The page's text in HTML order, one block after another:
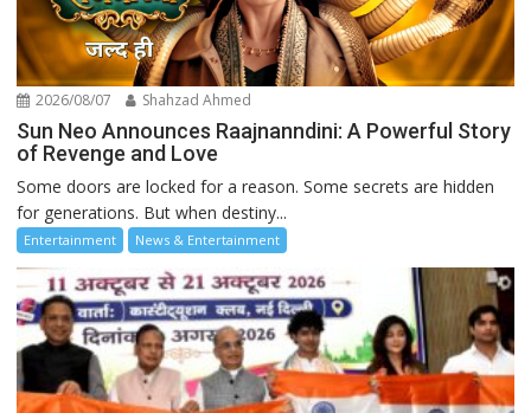
2026/08/07 Shahzad Ahmed
Sun Neo Announces Raajnanndini: A Powerful Story
of Revenge and Love
Some doors are locked for a reason. Some secrets are hidden
for generations. But when destiny...
Entertainment News & Entertainment